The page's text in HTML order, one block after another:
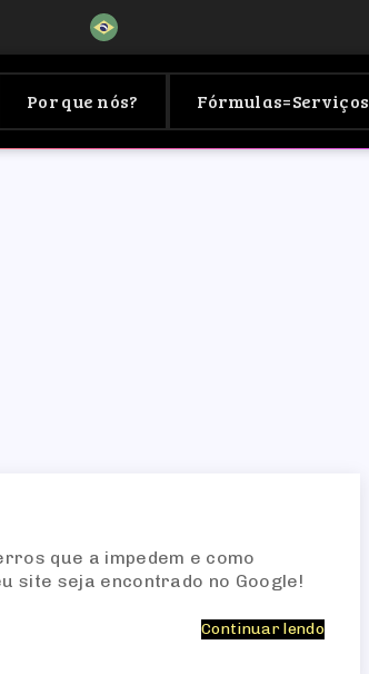
Por que nós? Fórmulas=Serviços
que a impedem e como
site seja encontrado no Google!
Continuar lendo